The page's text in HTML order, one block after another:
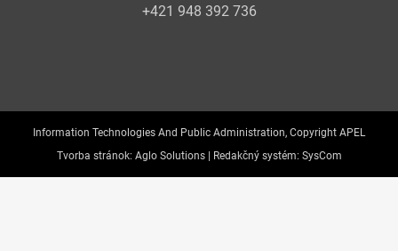
+421 948 392 736
Information Technologies And Public Administration, Copyright APEL
Tvorba stránok: Aglo Solutions | Redakčný systém: SysCom